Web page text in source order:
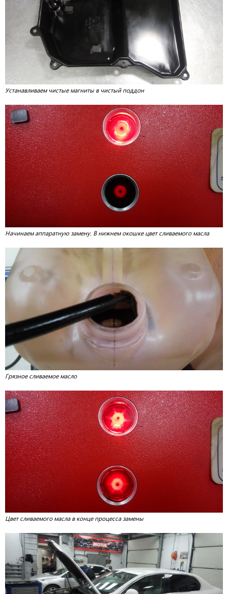
Устанавливаем чистые магниты в чистый поддон
Начинаем аппаратную замену. В нижнем окошке цвет сливаемого масла
Грязное сливаемое масло
Цвет сливаемого масла в конце процесса замены